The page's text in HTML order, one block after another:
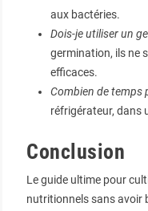
aux bactéries.
Dois-je utiliser un
germination, ils ne
efficaces.
Combien de temps
réfrigérateur, dans
Conclusion
Le guide ultime pour
nutritionnels sans avoir